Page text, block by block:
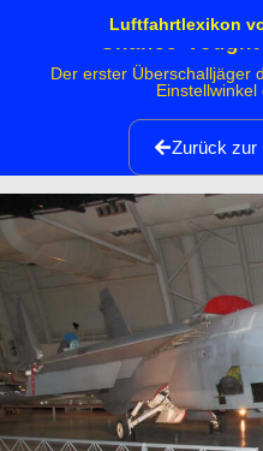
Luftfahrtlexikon
Chance-
Der erster Überschalljäger
Zurück zur